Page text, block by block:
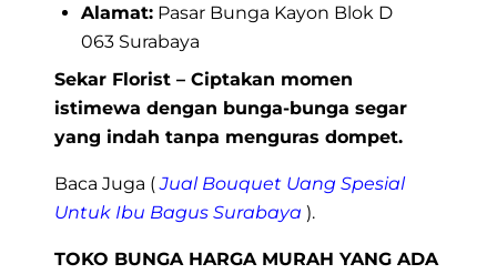
Alamat: Pasar Bunga Kayon Blok D
063 Surabaya
Sekar Florist – Ciptakan momen
istimewa dengan bunga-bunga segar
yang indah tanpa menguras dompet.
Baca Juga (Jual Bouquet Uang Spesial
Untuk Ibu Bagus Surabaya ).
TOKO BUNGA HARGA MURAH YANG ADA